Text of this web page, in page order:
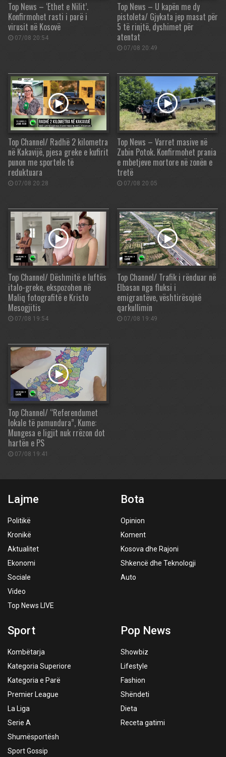
Top News – ‘Ethet e Nilit’.
Konfirmohet rasti i parë i
virusit në Kosovë
07/08 20:54
Top News – U kapën me dy
pistoleta/ Gjykata jep masat për
5 të rinjtë, dyshimet për
atentat
07/08 20:49
Top Channel/ Radhë 2 kilometra
në Kakavijë, pjesa greke e kufirit
punon me sportele të
reduktuara
07/08 20:28
Top News – Varret masive në
Zubin Potok. Konfirmohet prania
e mbetjeve mortore në zonën e
tretë
07/08 20:05
Top Channel/ Dëshmitë e luftës
italo-greke, ekspozohen në
Maliq fotografitë e Kristo
Mesogjitis
07/08 19:54
Top Channel/ Trafik i rënduar në
Elbasan nga fluksi i
emigrantëve, vështirësojnë
qarkullimin
07/08 19:49
Top Channel/ “Referendumet
lokale të pamundura”, Kume:
Mungesa e ligjit nuk rrëzon dot
hartën e PS
07/08 19:41
Lajme
Politikë
Kronikë
Aktualitet
Ekonomi
Sociale
Video
Top News LIVE
Bota
Opinion
Koment
Kosova dhe Rajoni
Shkencë dhe Teknologji
Auto
Sport
Kombëtarja
Kategoria Superiore
Kategoria e Parë
Premier League
La Liga
Serie A
Shumësportësh
Sport Gossip
Pop News
Showbiz
Lifestyle
Fashion
Shëndeti
Dieta
Receta gatimi